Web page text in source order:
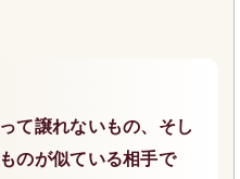
て譲れないもの、そし
のが似ている相手で